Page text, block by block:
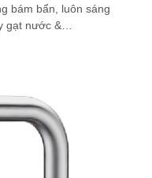
bám bẩn, luôn sáng
gạt nước &…